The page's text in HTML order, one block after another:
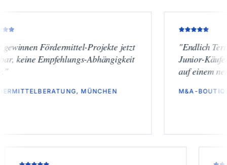
Fördermittel-Projekte jetzt
Empfehlungs-Abhängigkeit
MÜNCHEN
Endlich Termine mit
Junior-Käufern. Die
auf einem neuen
M&A-BOUTIQUE,